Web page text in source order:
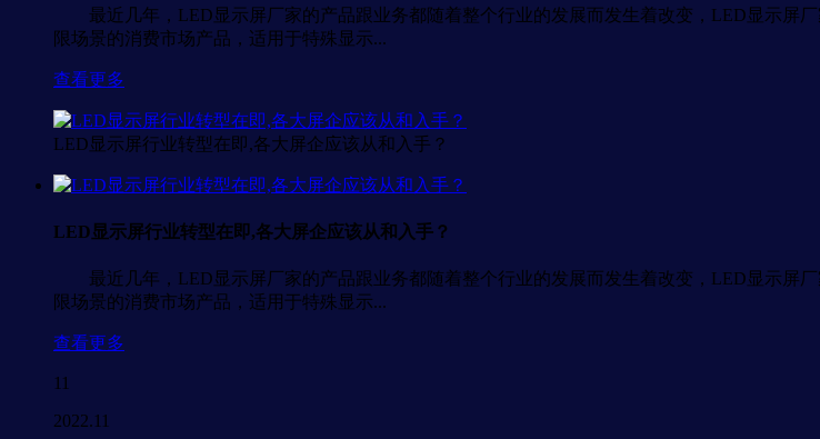
最近几年，LED显示屏厂家的产品跟业务都随着整个行业的发展而发生着改变，LED显示屏
限场景的消费市场产品，适用于特殊显示...
查看更多
LED显示屏行业转型在即,各大屏企应该从和入手？
LED显示屏行业转型在即,各大屏企应该从和入手？
最近几年，LED显示屏厂家的产品跟业务都随着整个行业的发展而发生着改变，LED显示屏
限场景的消费市场产品，适用于特殊显示...
查看更多
11
2022.11